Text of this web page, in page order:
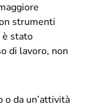
strumenti
è stato
di lavoro, non
o da un’attività